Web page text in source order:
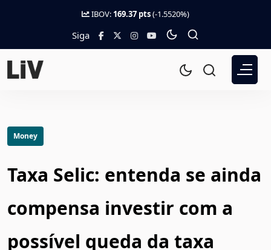
IBOV: 169.37 pts(-1.5520%)
Siga
Money
Taxa Selic: entenda se ainda
compensa investir com a
possível queda da taxa